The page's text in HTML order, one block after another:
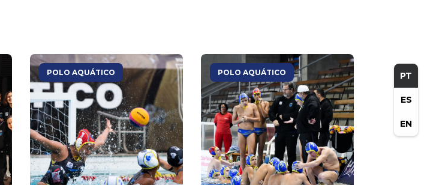
PT
ES
EN
POLO AQUÁTICO POLO AQUÁTICO